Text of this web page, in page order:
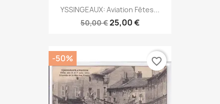
YSSINGEAUX: Aviation Fêtes...
50,00 €25,00 €
-50% favorite_border